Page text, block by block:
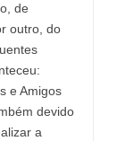
de
outro, do
e Amigos
devido
a